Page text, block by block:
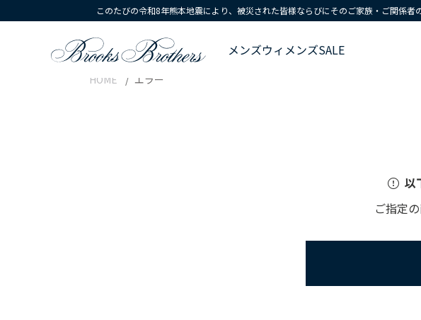
このたびの令和8年熊本地震により、被災された皆様ならびにそのご家族・ご関係
メンズウィメンズSALE
HOME エラー
以
ご指定